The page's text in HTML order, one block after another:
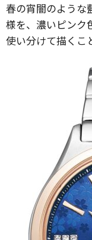
春の宵闇のような
様を、濃いピンク
使い分けて描くこ